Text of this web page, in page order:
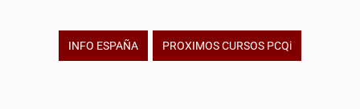
INFO ESPAÑA PROXIMOS CURSOS PCQi